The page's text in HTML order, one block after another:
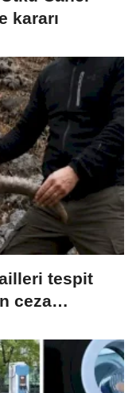
kararı
tespit
ceza